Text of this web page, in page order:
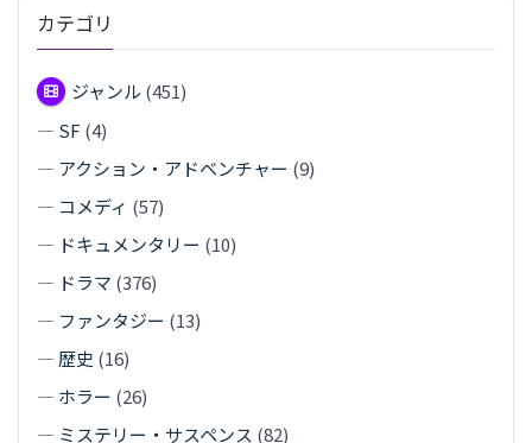
カテゴリ
ジャンル (451)
— SF (4)
— アクション・アドベンチャー (9)
— コメディ (57)
— ドキュメンタリー (10)
— ドラマ (376)
— ファンタジー (13)
— 歴史 (16)
— ホラー (26)
— ミステリー・サスペンス (82)